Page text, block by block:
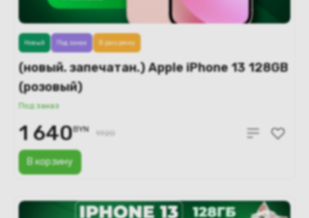
(новый. запечатан.) Apple iPhone 13 128GB
(розовый)
Под заказ
В корзину
Новый Под заказ В рассрочку
1 640BYN 1920